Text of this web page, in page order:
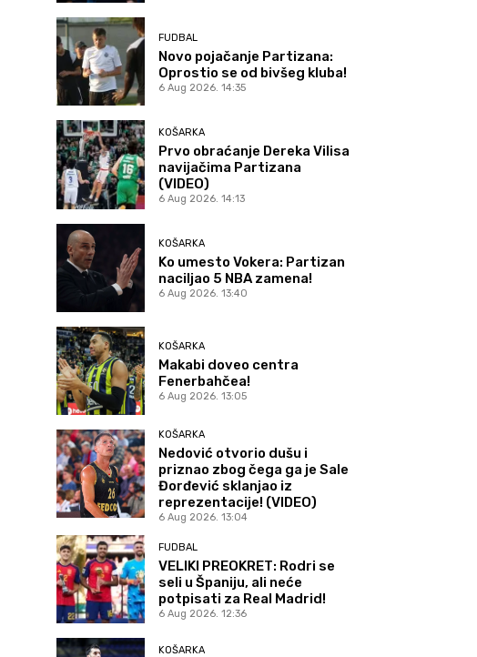
FUDBAL
Novo pojačanje Partizana:
Oprostio se od bivšeg kluba!
6 Aug 2026. 14:35
KOŠARKA
Prvo obraćanje Dereka Vilisa
navijačima Partizana
(VIDEO)
6 Aug 2026. 14:13
KOŠARKA
Ko umesto Vokera: Partizan
naciljao 5 NBA zamena!
6 Aug 2026. 13:40
KOŠARKA
Makabi doveo centra
Fenerbahčea!
6 Aug 2026. 13:05
KOŠARKA
Nedović otvorio dušu i
priznao zbog čega ga je Sale
Đorđević sklanjao iz
reprezentacije! (VIDEO)
6 Aug 2026. 13:04
FUDBAL
VELIKI PREOKRET: Rodri se
seli u Španiju, ali neće
potpisati za Real Madrid!
6 Aug 2026. 12:36
KOŠARKA